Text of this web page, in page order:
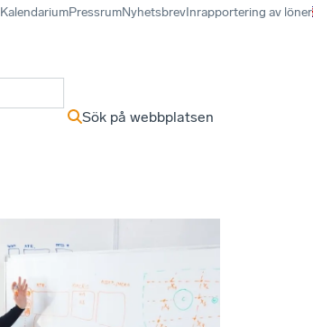
KalendariumPressrumNyhetsbrevInrapportering av löner
Sök på webbplatsen